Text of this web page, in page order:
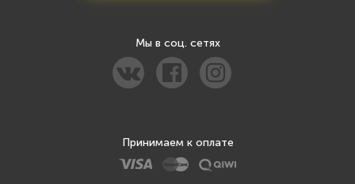
Мы в соц. сетях
Принимаем к оплате